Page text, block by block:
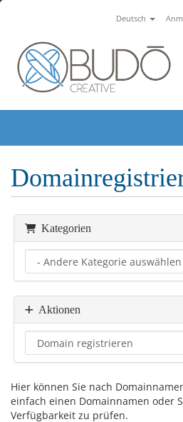
Deutsch
Kategorien
Aktionen
Hier können Sie nach
einfach einen Domainnamen oder
Verfügbarkeit zu prüfen.